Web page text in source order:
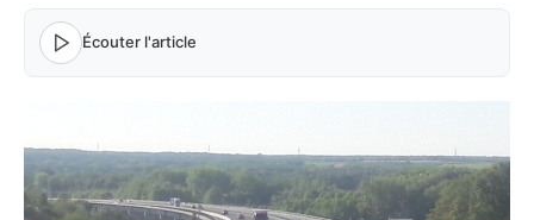
Écouter l'article